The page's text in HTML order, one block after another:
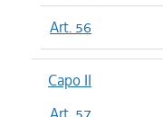
Art. 56
Capo II